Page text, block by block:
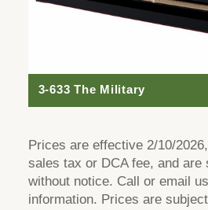
3-633 The Military
Prices are effective 2/10/
sales tax or DCA fee, and are
without notice. Call or email
information. Prices are